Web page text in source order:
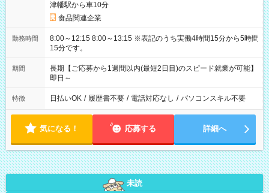
津幡駅から車10分
食品関連企業
勤務時間
8:00～12:15 8:00～13:15 ※表記のうち実働4時間15分から5時間
15分です。
期間
長期【ご応募から1週間以内(最短2日目)のスピード就業が可能】
即日～
特徴 日払いOK / 履歴書不要 / 電話対応なし / パソコンスキル不要
気になる！ 応募する 詳細へ
未読